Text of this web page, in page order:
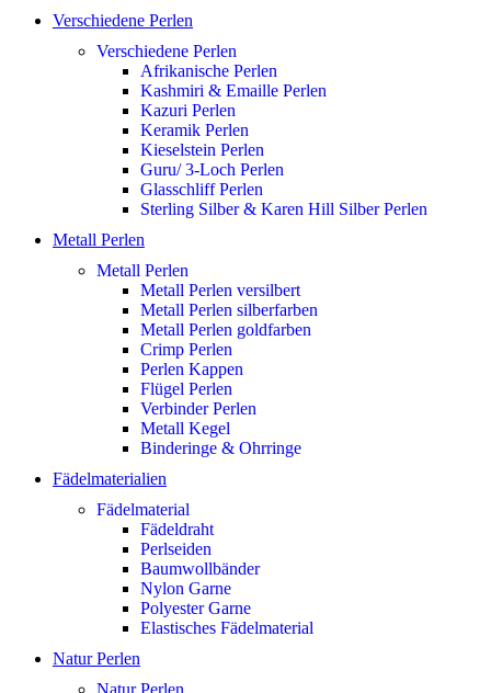
Verschiedene Perlen
Verschiedene Perlen
Afrikanische Perlen
Kashmiri & Emaille Perlen
Kazuri Perlen
Keramik Perlen
Kieselstein Perlen
Guru/ 3-Loch Perlen
Glasschliff Perlen
Sterling Silber & Karen Hill Silber Perlen
Metall Perlen
Metall Perlen
Metall Perlen versilbert
Metall Perlen silberfarben
Metall Perlen goldfarben
Crimp Perlen
Perlen Kappen
Flügel Perlen
Verbinder Perlen
Metall Kegel
Binderinge & Ohrringe
Fädelmaterialien
Fädelmaterial
Fädeldraht
Perlseiden
Baumwollbänder
Nylon Garne
Polyester Garne
Elastisches Fädelmaterial
Natur Perlen
Natur Perlen